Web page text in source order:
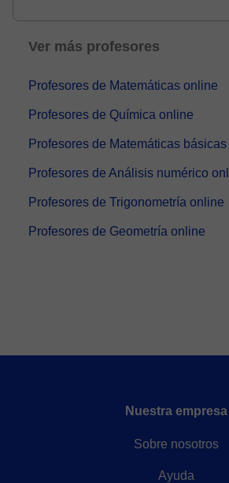
Ver más profesores
Profesores de Matemáticas online
Profesores de Química online
Profesores de Matemáticas
Profesores de Análisis numérico
Profesores de Trigonometría online
Profesores de Geometría online
Nuestra empresa
Sobre nosotros
Ayuda